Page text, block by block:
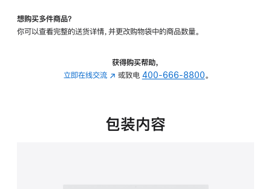
转
的
想购买多件商品？
你可以查看完整的送货详情，并更改购物袋中的商品数量。
获得购买帮助，
立即在线交流 (在
中
或致电 400-666-8800。
包装内容